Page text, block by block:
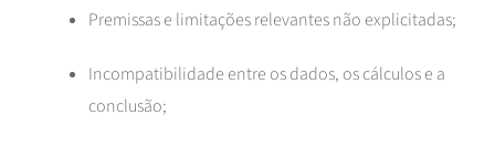
Premissas e limitações relevantes não explicitadas;
Incompatibilidade entre os dados, os cálculos e a
conclusão;